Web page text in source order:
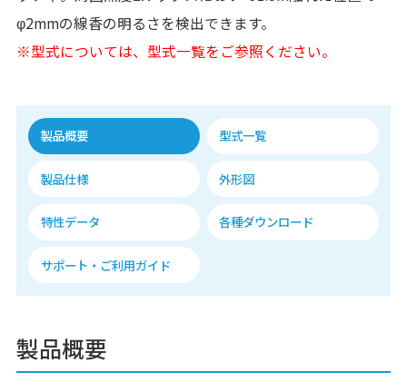
φ2mmの線香の明るさを検出できます。
※型式については、型式一覧をご参照ください。
製品概要 型式一覧
製品仕様 外形図
特性データ 各種ダウンロード
サポート・ご利用ガイド
製品概要